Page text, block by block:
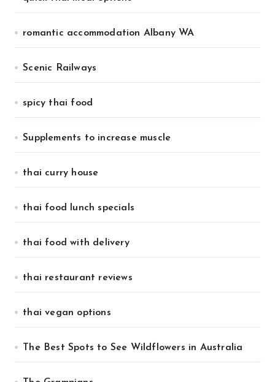
romantic accommodation Albany WA
Scenic Railways
spicy thai food
Supplements to increase muscle
thai curry house
thai food lunch specials
thai food with delivery
thai restaurant reviews
thai vegan options
The Best Spots to See Wildflowers in Australia